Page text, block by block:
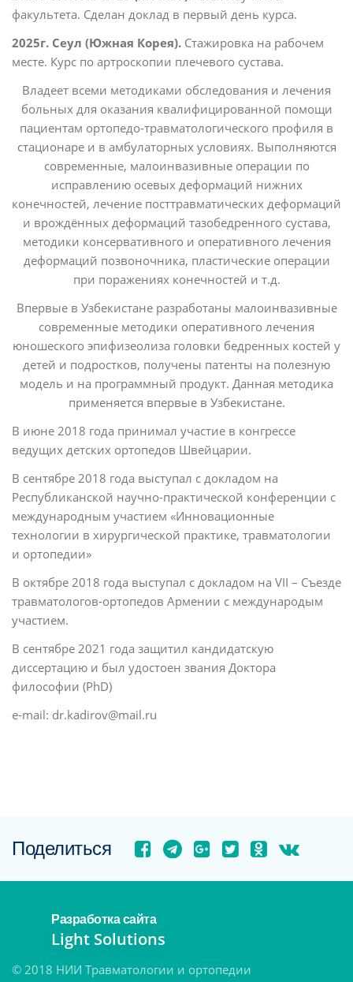
факультета. Сделан доклад в первый день курса.
2025г. Сеул (Южная Корея). Стажировка на рабочем
месте. Курс по артроскопии плечевого сустава.
Владеет всеми методиками обследования и лечения
больных для оказания квалифицированной помощи
пациентам ортопедо-травматологического профиля в
стационаре и в амбулаторных условиях. Выполняются
современные, малоинвазивные операции по
исправлению осевых деформаций нижних
конечностей, лечение посттравматических деформаций
и врождённых деформаций тазобедренного сустава,
методики консервативного и оперативного лечения
деформаций позвоночника, пластические операции
при поражениях конечностей и т.д.
Впервые в Узбекистане разработаны малоинвазивные
современные методики оперативного лечения
юношеского эпифизеолиза головки бедренных костей у
детей и подростков, получены патенты на полезную
модель и на программный продукт. Данная методика
применяется впервые в Узбекистане.
В июне 2018 года принимал участие в конгрессе
ведущих детских ортопедов Швейцарии.
В сентябре 2018 года выступал с докладом на
Республиканской научно-практической конференции с
международным участием «Инновационные
технологии в хирургической практике, травматологии
и ортопедии»
В октябре 2018 года выступал с докладом на VII – Съезде
травматологов-ортопедов Армении с международым
участием.
В сентябре 2021 года защитил кандидатскую
диссертацию и был удостоен звания Доктора
философии (PhD)
e-mail: dr.kadirov@mail.ru
Поделиться
© 2018 НИИ Травматологии и ортопедии
Разработка сайта
Light Solutions